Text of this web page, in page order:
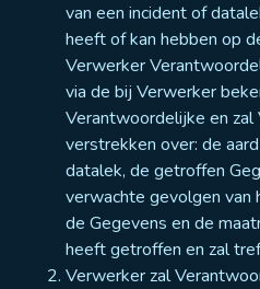
van een incident of
heeft of kan hebben op
Verwerker
via de bij Verwerker
Verantwoordelijke en
verstrekken over: de
datalek, de getroffen
verwachte gevolgen van
de Gegevens en de
heeft getroffen en zal
Verwerker zal